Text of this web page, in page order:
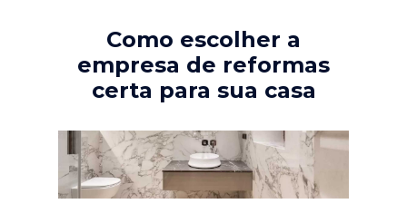
Como escolher a
empresa de reformas
certa para sua casa